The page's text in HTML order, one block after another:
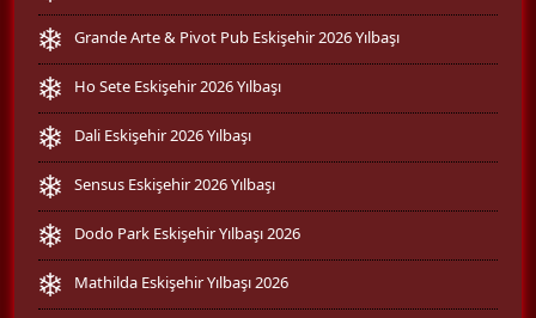
Grande Arte & Pivot Pub Eskişehir 2026 Yılbaşı
Ho Sete Eskişehir 2026 Yılbaşı
Dali Eskişehir 2026 Yılbaşı
Sensus Eskişehir 2026 Yılbaşı
Dodo Park Eskişehir Yılbaşı 2026
Mathilda Eskişehir Yılbaşı 2026